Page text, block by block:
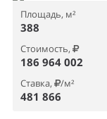
Площадь, м²
388
Стоимость,
186 964 002
Ставка, /м²
481 866